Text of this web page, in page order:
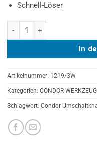
Schnell-Löser
Condor Engraum-
In
Artikelnummer: 1219/3W
Kategorien: CONDOR WERKZEUG,
Schlagwort: Condor